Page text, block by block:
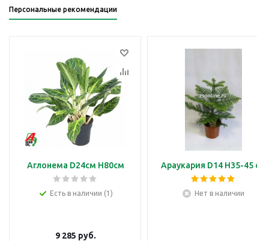
Персональные рекомендации
Аглонема D24см H80см
Есть в наличии (1)
9 285 руб.
Араукария D14 H35-45 см
Нет в наличии